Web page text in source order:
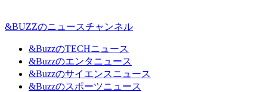
&BUZZのニュースチャンネル
&BuzzのTECHニュース
&Buzzのエンタニュース
&Buzzのサイエンスニュース
&Buzzのスポーツニュース